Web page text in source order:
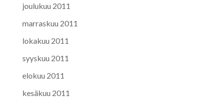
joulukuu 2011
marraskuu 2011
lokakuu 2011
syyskuu 2011
elokuu 2011
kesäkuu 2011